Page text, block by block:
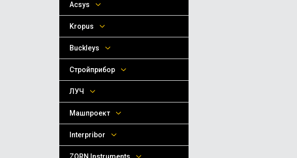
Acsys
Kropus
Buckleys
Стройприбор
ЛУЧ
Машпроект
Interpribor